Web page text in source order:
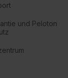
und Peloton